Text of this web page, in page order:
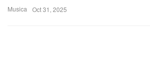
Musica
Oct 31, 2025